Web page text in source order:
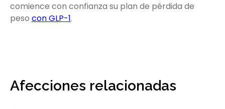
comience con confianza su plan de pérdida de
peso con GLP-1.
Afecciones relacionadas